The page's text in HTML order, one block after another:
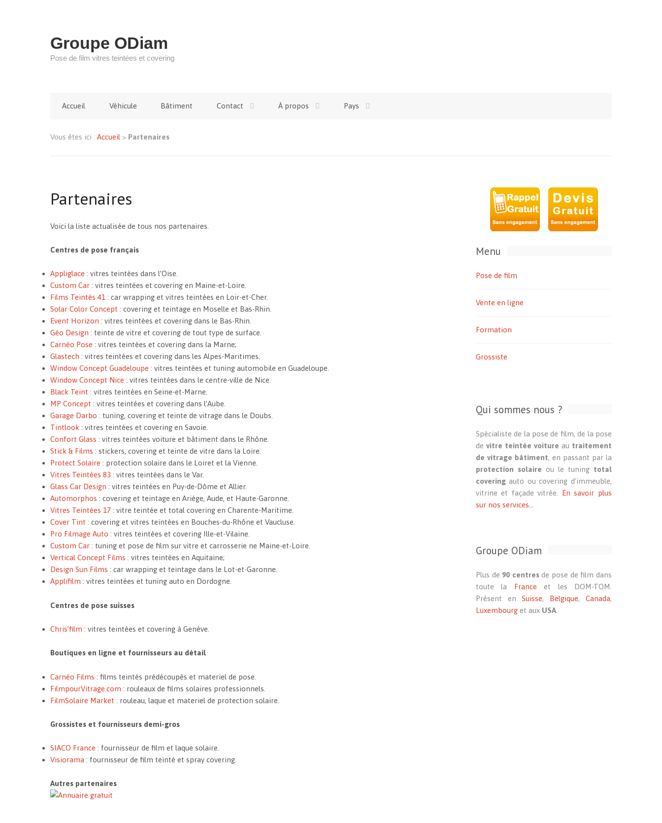
Groupe ODiam
Pose de film vitres teintées et covering
Accueil Véhicule Bâtiment Contact À propos Pays
Vous êtes ici :Accueil > Partenaires
Partenaires
Voici la liste actualisée de tous nos partenaires.
Centres de pose français
Appliglace : vitres teintées dans l’Oise.
Custom Car : vitres teintées et covering en Maine-et-Loire.
Films Teintés 41 : car wrapping et vitres teintées en Loir-et-Cher.
Solar Color Concept : covering et teintage en Moselle et Bas-Rhin.
Event Horizon : vitres teintées et covering dans le Bas-Rhin.
Géo Design : teinte de vitre et covering de tout type de surface.
Carnéo Pose : vitres teintées et covering dans la Marne;
Glastech : vitres teintées et covering dans les Alpes-Maritimes.
Window Concept Guadeloupe : vitres teintées et tuning automobile en Guadeloupe.
Window Concept Nice : vitres teintées dans le centre-ville de Nice.
Black Teint : vitres teintées en Seine-et-Marne.
MP Concept : vitres teintées et covering dans l’Aube.
Garage Darbo : tuning, covering et teinte de vitrage dans le Doubs.
Tintlook : vitres teintées et covering en Savoie.
Confort Glass : vitres teintées voiture et bâtiment dans le Rhône.
Stick & Films : stickers, covering et teinte de vitre dans la Loire.
Protect Solaire : protection solaire dans le Loiret et la Vienne.
Vitres Teintées 83 : vitres teintées dans le Var.
Glass Car Design : vitres teintées en Puy-de-Dôme et Allier.
Automorphos : covering et teintage en Ariège, Aude, et Haute-Garonne.
Vitres Teintées 17 : vitre teintée et total covering en Charente-Maritime.
Cover Tint : covering et vitres teintées en Bouches-du-Rhône et Vaucluse.
Pro Filmage Auto : vitres teintées et covering Ille-et-Vilaine.
Custom Car : tuning et pose de film sur vitre et carrosserie ne Maine-et-Loire.
Vertical Concept Films : vitres teintées en Aquitaine;
Design Sun Films : car wrapping et teintage dans le Lot-et-Garonne.
Applifilm : vitres teintées et tuning auto en Dordogne.
Centres de pose suisses
Chris’film : vitres teintées et covering à Genève.
Boutiques en ligne et fournisseurs au détail
Carnéo Films : films teintés prédécoupés et materiel de pose.
FilmpourVitrage.com : rouleaux de films solaires professionnels.
FilmSolaire Market : rouleau, laque et materiel de protection solaire.
Grossistes et fournisseurs demi-gros
SIACO France : fournisseur de film et laque solaire.
Visiorama : fournisseur de film teinté et spray covering.
Autres partenaires
Menu
Pose de film
Vente en ligne
Formation
Grossiste
Qui sommes nous ?
Spécialiste de la pose de film, de la pose
de vitre teintée voiture au traitement
de vitrage bâtiment, en passant par la
protection solaire ou le tuning total
coveringauto ou covering d'immeuble,
vitrine et façade vitrée. En savoir plus
sur nos services...
Groupe ODiam
Plus de 90 centresde pose de film dans
toute la France et les DOM-TOM.
Présent enSuisse, Belgique, Canada,
Luxembourget aux USA.